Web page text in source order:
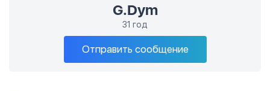
G.Dym
31 год
Отправить сообщение